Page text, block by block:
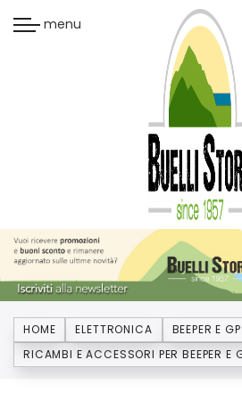
menu
HOME ELETTRONICA
BEEPER E
RICAMBI E ACCESSORI PER BEEPER E